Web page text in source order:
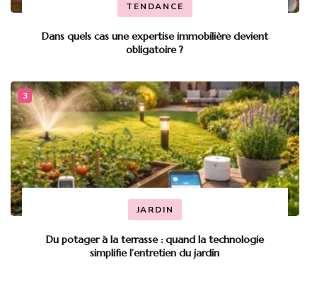
TENDANCE
Dans quels cas une expertise immobilière devient
obligatoire ?
JARDIN
Du potager à la terrasse : quand la technologie
simplifie l’entretien du jardin